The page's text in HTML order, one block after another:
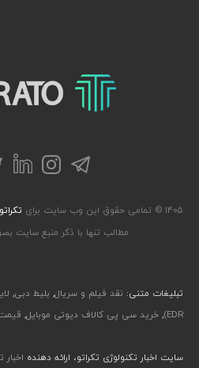
تکراتو – زندگی با تکنولوژی
تلگراماینستاگرام
۱۴۰۵ © تمامی حقوق این وب سایت برای
مطالب تنها با ذکر منبع سایت
تبلیغات متنی: نقد فیلم و سریال, بلیط دبی,
EDR)
, خرید سی پی کالاف دیوتی موبایل,
سایت اخبار تکنولوژی تکراتو، ارائه دهنده اخبار